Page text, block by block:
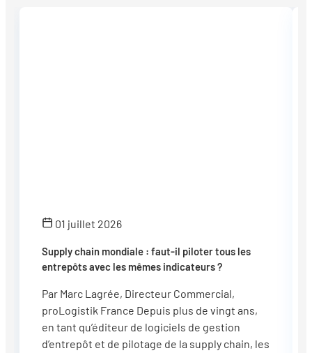
01 juillet 2026
Supply chain mondiale : faut-il piloter tous les
entrepôts avec les mêmes indicateurs ?
Par Marc Lagrée, Directeur Commercial,
proLogistik France Depuis plus de vingt ans,
en tant qu’éditeur de logiciels de gestion
d’entrepôt et de pilotage de la supply chain, les